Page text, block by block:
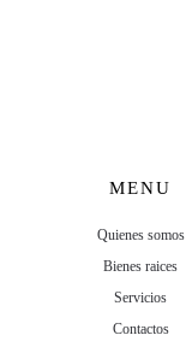
MENU
Quienes somos
Bienes raices
Servicios
Contactos